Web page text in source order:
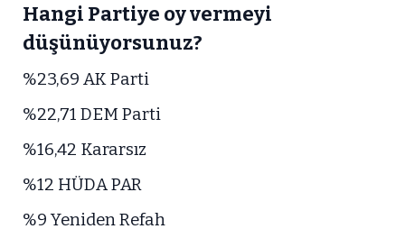
Hangi Partiye oy vermeyi
düşünüyorsunuz?
%23,69 AK Parti
%22,71 DEM Parti
%16,42 Kararsız
%12 HÜDA PAR
%9 Yeniden Refah